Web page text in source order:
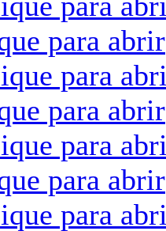
para abrir
para abrir
para abrir